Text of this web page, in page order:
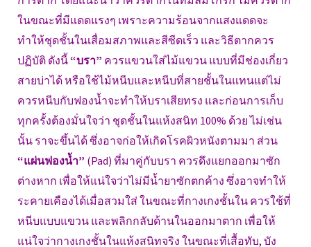
ในขณะที่มีแดดแรงๆ เพราะความร้อนจากแสงแดดจะ
ทำให้ชุดชั้นในเสื่อมสภาพและสีซีดเร็ว และวิธีตากควร
ปฏิบัติ ดังนี้“บรา” ควรแขวนใส่ไม้แขวน แบบที่มีช่องเกี่ยว
สายบ่าได้ หรือใช้ไม้หนีบและหนีบที่สายชั้นในแทนแต่ไม่
ควรหนีบกับฟองน้ำจะทำให้บราเสียทรง และก่อนการเก็บ
ทุกครั้งต้องมั่นใจว่า ชุดชั้นในแห้งสนิท 100% ด้วย ไม่เช่น
นั้น ราจะขึ้นได้ ซึ่งอาจก่อให้เกิดโรคผิวหนังตามมา ส่วน
“แผ่นฟองน้ำ” (Pad) ที่มาคู่กับบรา ควรดึงแยกออกมาซัก
ต่างหาก เพื่อให้แน่ใจว่าไม่มีน้ำยาซักตกค้าง ซึ่งอาจทำให้
ระคายเคืองได้เมื่อสวมใส่ ในขณะที่กางเกงชั้นใน ควรใช้ที่
หนีบแบบแขวน และพลิกกลับด้านในออกมาตาก เพื่อให้
แน่ใจว่ากางเกงชั้นในแห้งสนิทจริง ในขณะที่เสื้อทับ, บัง